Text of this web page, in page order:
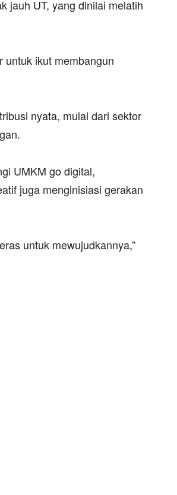
jauh UT, yang dinilai melatih
untuk ikut membangun
nyata, mulai dari sektor
UMKM go digital,
juga menginisiasi gerakan
untuk mewujudkannya,”